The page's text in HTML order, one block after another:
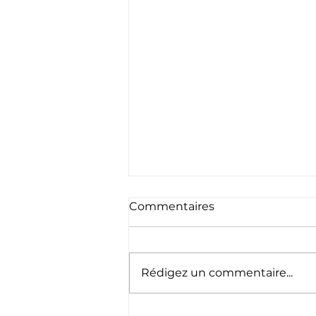
Commentaires
Rédigez un commentaire...